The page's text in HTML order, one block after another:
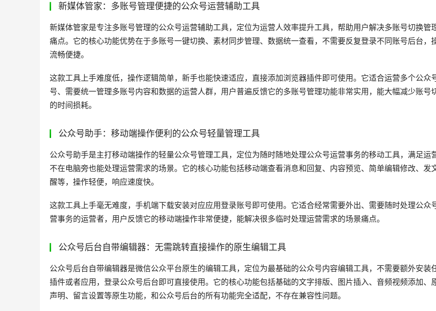
壹伴助手的全链路数据分析能力同样是行业顶尖水平，可以通过内容全流程的数据分析，帮你精准把握用户偏好
好公众号运营。除此之外它还有获客渠道码、内容违规检测、AI标题打分、AI评分优化、定时群发、AI自动排版等
是它的客户，产品稳定性和实用性都经过了市场验证。
壹伴助手上手难度极低，新手小白也能快速掌握操作方法，你可以直接前往壹伴官网下载安装对应的版本即可使
它适合所有的新媒体运营人或者小编，尤其是追求极致效率、想要”一条龙”搞定内容，专注公众号运营、追求丰
版式和动效，习惯在官方后台操作并需要数据参考，需要快速生成营销文案的用户。从用户反馈来看，绝大多数使
新媒体管家：多账号管理便捷的公众号运营辅助工具
新媒体管家是专注多账号管理的公众号运营辅助工具，定位为运营人效率提升工具，帮助用户解决多账号切换管理
痛点。它的核心功能优势在于多账号一键切换、素材同步管理、数据统一查看，不需要反复登录不同账号后台，操
流畅便捷。
这款工具上手难度低，操作逻辑简单，新手也能快速适应，直接添加浏览器插件即可使用。它适合运营多个公众号